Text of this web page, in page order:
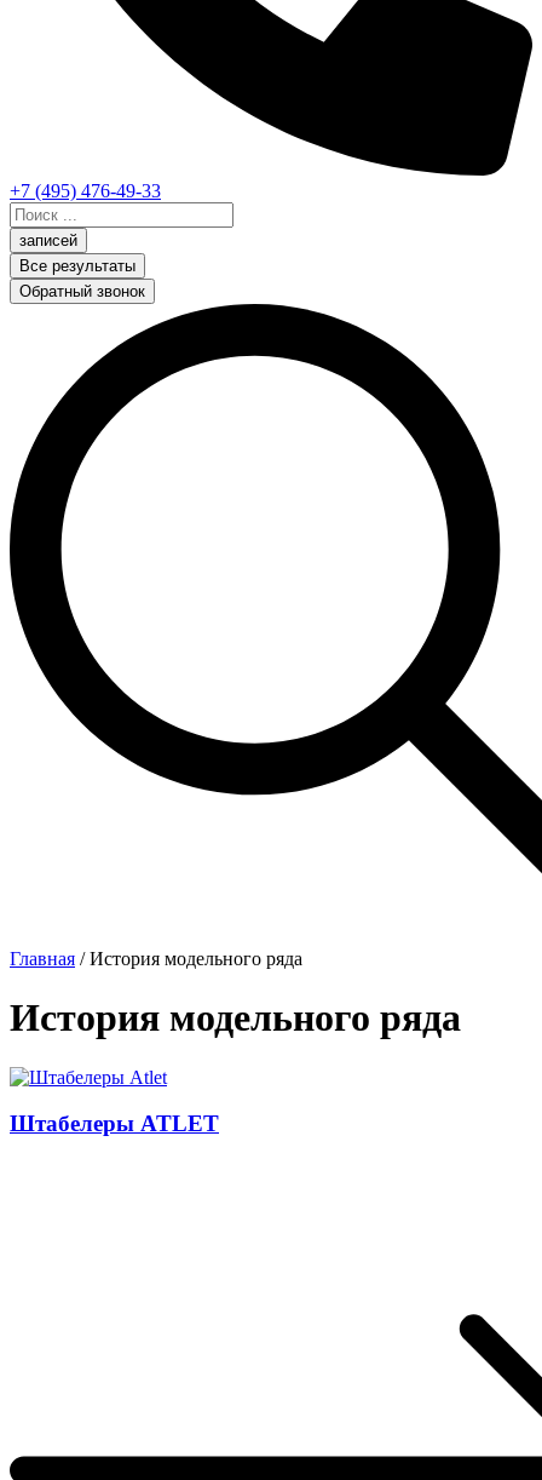
+7 (495) 476-49-33
Search
...записей
Все результаты
Обратный звонок
Главная /История модельного ряда
История модельного ряда
Штабелеры ATLET